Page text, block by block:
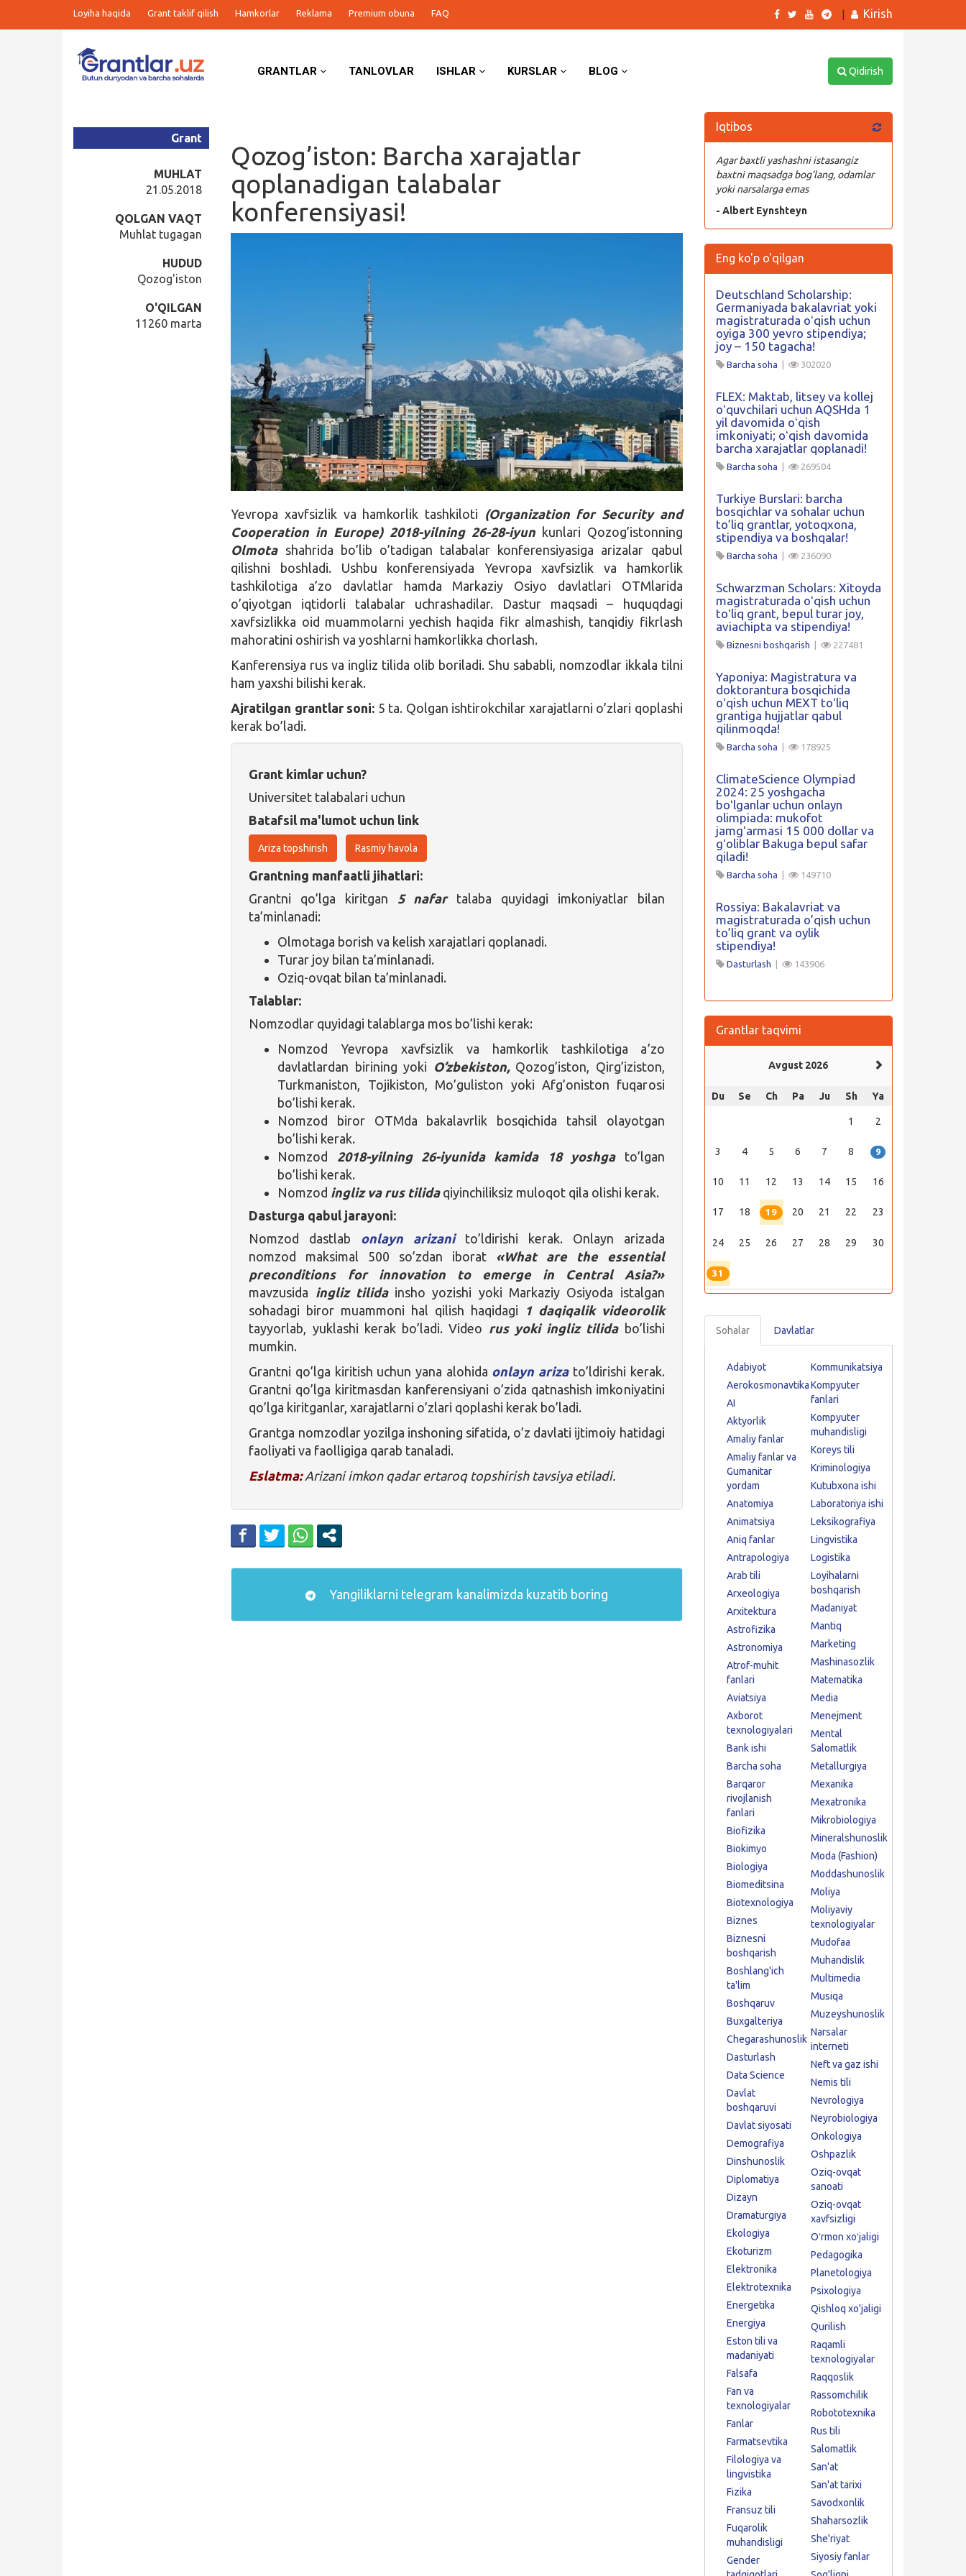
Loyiha haqida Grant taklif qilish Hamkorlar Reklama Premium obuna FAQ Kirish
GRANTLAR TANLOVLAR ISHLAR KURSLAR BLOG Qidirish
Qozog’iston: Barcha xarajatlar
qoplanadigan talabalar
konferensiyasi!
Grant
MUHLAT
21.05.2018
QOLGAN VAQT
Muhlat tugagan
HUDUD
Qozog'iston
O'QILGAN
11260 marta
Yevropa xavfsizlik va hamkorlik tashkiloti (Organization for Security and
Cooperation in Europe) 2018-yilning 26-28-iyunkunlari Qozog’istonning
Olmotashahrida bo’lib o’tadigan talabalar konferensiyasiga arizalar qabul
qilishni boshladi. Ushbu konferensiyada Yevropa xavfsizlik va hamkorlik
tashkilotiga a’zo davlatlar hamda Markaziy Osiyo davlatlari OTMlarida
o’qiyotgan iqtidorli talabalar uchrashadilar. Dastur maqsadi – huquqdagi
xavfsizlikka oid muammolarni yechish haqida fikr almashish, tanqidiy fikrlash
mahoratini oshirish va yoshlarni hamkorlikka chorlash.
Kanferensiya rus va ingliz tilida olib boriladi. Shu sababli, nomzodlar ikkala tilni
ham yaxshi bilishi kerak.
Ajratilgan grantlar soni: 5 ta. Qolgan ishtirokchilar xarajatlarni o’zlari qoplashi
kerak bo’ladi.
Grant kimlar uchun?
Universitet talabalari uchun
Batafsil ma'lumot uchun link
Ariza topshirish Rasmiy havola
Grantning manfaatli jihatlari:
Grantni qo’lga kiritgan 5 nafartalaba quyidagi imkoniyatlar bilan
ta’minlanadi:
Olmotaga borish va kelish xarajatlari qoplanadi.
Turar joy bilan ta’minlanadi.
Oziq-ovqat bilan ta’minlanadi.
Talablar:
Nomzodlar quyidagi talablarga mos bo’lishi kerak:
Nomzod Yevropa xavfsizlik va hamkorlik tashkilotiga a’zo
davlatlardan birining yoki O’zbekiston,Qozog’iston, Qirg’iziston,
Turkmaniston, Tojikiston, Mo’guliston yoki Afg’oniston fuqarosi
bo’lishi kerak.
Nomzod biror OTMda bakalavrlik bosqichida tahsil olayotgan
bo’lishi kerak.
Nomzod 2018-yilning 26-iyunida kamida 18 yoshgato’lgan
bo’lishi kerak.
Nomzod ingliz va rus tilidaqiyinchiliksiz muloqot qila olishi kerak.
Dasturga qabul jarayoni:
Nomzod dastlab onlayn arizanito’ldirishi kerak. Onlayn arizada
nomzod maksimal 500 so’zdan iborat
«What are the essential
preconditions for innovation to emerge in Central Asia?»
mavzusida
ingliz tilidainsho yozishi yoki Markaziy Osiyoda istalgan
sohadagi biror muammoni hal qilish haqidagi
1 daqiqalik videorolik
tayyorlab, yuklashi kerak bo’ladi. Video rus yoki ingliz tilidabo’lishi
mumkin.
Grantni qo’lga kiritish uchun yana alohida onlayn arizato’ldirishi kerak.
Grantni qo’lga kiritmasdan kanferensiyani o’zida qatnashish imkoniyatini
qo’lga kiritganlar, xarajatlarni o’zlari qoplashi kerak bo’ladi.
Grantga nomzodlar yozilga inshoning sifatida, o’z davlati ijtimoiy hatidagi
faoliyati va faolligiga qarab tanaladi.
Eslatma: Arizani imkon qadar ertaroq topshirish tavsiya etiladi.
Yangiliklarni telegram kanalimizda kuzatib boring
Iqtibos
Agar baxtli yashashni istasangiz
baxtni maqsadga bog’lang, odamlar
yoki narsalarga emas
- Albert Eynshteyn
Eng ko'p o'qilgan
Deutschland Scholarship:
Germaniyada bakalavriat yoki
magistraturada oʻqish uchun
oyiga 300 yevro stipendiya;
joy – 150 tagacha!
Barcha soha 302020
FLEX: Maktab, litsey va kollej
oʻquvchilari uchun AQSHda 1
yil davomida oʻqish
imkoniyati; oʻqish davomida
barcha xarajatlar qoplanadi!
Barcha soha 269504
Turkiye Burslari: barcha
bosqichlar va sohalar uchun
to’liq grantlar, yotoqxona,
stipendiya va boshqalar!
Barcha soha 236090
Schwarzman Scholars: Xitoyda
magistraturada oʻqish uchun
toʻliq grant, bepul turar joy,
aviachipta va stipendiya!
Biznesni boshqarish 227481
Yaponiya: Magistratura va
doktorantura bosqichida
oʻqish uchun MEXT toʻliq
grantiga hujjatlar qabul
qilinmoqda!
Barcha soha 178925
ClimateScience Olympiad
2024: 25 yoshgacha
boʻlganlar uchun onlayn
olimpiada: mukofot
jamgʻarmasi 15 000 dollar va
gʻoliblar Bakuga bepul safar
qiladi!
Barcha soha 149710
Rossiya: Bakalavriat va
magistraturada o’qish uchun
to’liq grant va oylik
stipendiya!
Dasturlash 143906
Grantlar taqvimi
Avgust 2026
Du Se Ch Pa Ju Sh Ya
1 2
3 4 5 6 7 8 9
10 11 12 13 14 15 16
17 18 19 20 21 22 23
24 25 26 27 28 29 30
31
Sohalar Davlatlar
Adabiyot
Aerokosmonavtika
AI
Aktyorlik
Amaliy fanlar
Amaliy fanlar va
Gumanitar
yordam
Anatomiya
Animatsiya
Aniq fanlar
Antrapologiya
Arab tili
Arxeologiya
Arxitektura
Astrofizika
Astronomiya
Atrof-muhit
fanlari
Aviatsiya
Axborot
texnologiyalari
Bank ishi
Barcha soha
Barqaror
rivojlanish
fanlari
Biofizika
Biokimyo
Biologiya
Biomeditsina
Biotexnologiya
Biznes
Biznesni
boshqarish
Boshlang'ich
ta'lim
Boshqaruv
Buxgalteriya
Chegarashunoslik
Dasturlash
Data Science
Davlat
boshqaruvi
Davlat siyosati
Demografiya
Dinshunoslik
Diplomatiya
Dizayn
Dramaturgiya
Ekologiya
Ekoturizm
Elektronika
Elektrotexnika
Energetika
Energiya
Eston tili va
madaniyati
Falsafa
Fan va
texnologiyalar
Fanlar
Farmatsevtika
Filologiya va
lingvistika
Fizika
Fransuz tili
Fuqarolik
muhandisligi
Gender
Kommunikatsiya
Kompyuter
fanlari
Kompyuter
muhandisligi
Koreys tili
Kriminologiya
Kutubxona ishi
Laboratoriya ishi
Leksikografiya
Lingvistika
Logistika
Loyihalarni
boshqarish
Madaniyat
Mantiq
Marketing
Mashinasozlik
Matematika
Media
Menejment
Mental
Salomatlik
Metallurgiya
Mexanika
Mexatronika
Mikrobiologiya
Mineralshunoslik
Moda (Fashion)
Moddashunoslik
Moliya
Moliyaviy
texnologiyalar
Mudofaa
Muhandislik
Multimedia
Musiqa
Muzeyshunoslik
Narsalar
interneti
Neft va gaz ishi
Nemis tili
Nevrologiya
Neyrobiologiya
Onkologiya
Oshpazlik
Oziq-ovqat
sanoati
Oziq-ovqat
xavfsizligi
Oʻrmon xoʻjaligi
Pedagogika
Planetologiya
Psixologiya
Qishloq xo'jaligi
Qurilish
Raqamli
texnologiyalar
Raqqoslik
Rassomchilik
Robototexnika
Rus tili
Salomatlik
San'at
San'at tarixi
Savodxonlik
Shaharsozlik
She'riyat
Siyosiy fanlar